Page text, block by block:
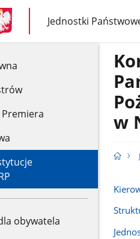
obywatela
gov.pl
gov.pl
Jednostki
gov.pl
Jednostki
Państwowej
w